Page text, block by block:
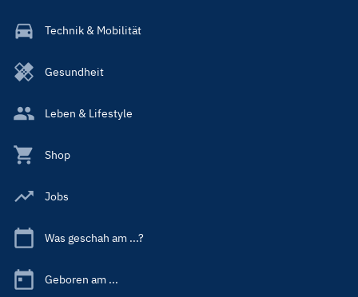
Technik & Mobilität
Gesundheit
Leben & Lifestyle
Shop
Jobs
Was geschah am ...?
Geboren am ...